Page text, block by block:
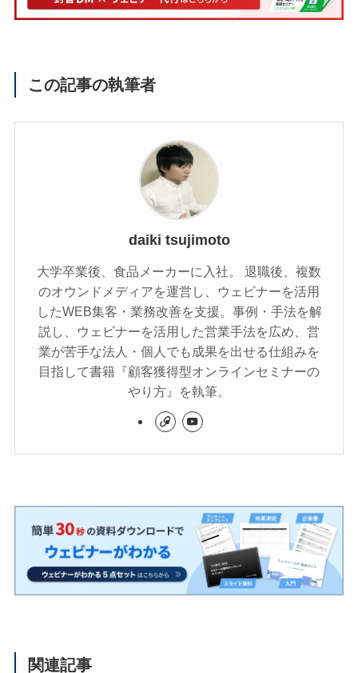
この記事の執筆者
daiki tsujimoto
大学卒業後、食品メーカーに入社。 退職後、複数
のオウンドメディアを運営し、ウェビナーを活用
したWEB集客・業務改善を支援。事例・手法を解
説し、ウェビナーを活用した営業手法を広め、営
業が苦手な法人・個人でも成果を出せる仕組みを
目指して書籍『顧客獲得型オンラインセミナーの
やり方』を執筆。
関連記事